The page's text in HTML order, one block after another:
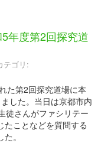
年度第2回探究道
テゴリ:
た第2回探究道場に本
した。当日は京都市内
徒さんがファシリテー
たことなどを質問する
。